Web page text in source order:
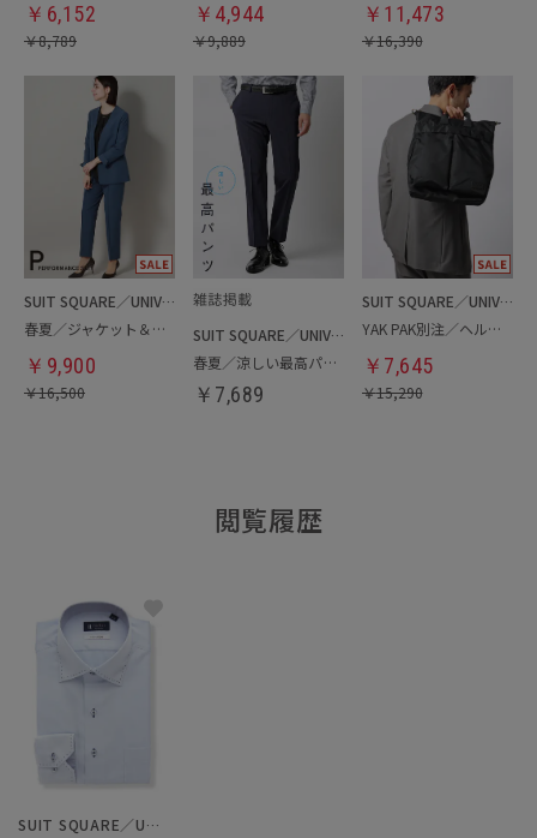
￥ 6,152
￥8,789
￥ 4,944
￥9,889
￥ 11,473
￥16,390
SUIT SQUARE／UNIVERSAL LANGUAGE／WHITE
春夏／ジャケット＆パンツセットアップ／洗濯ネット付き
￥ 9,900
￥16,500
SUIT SQUARE／UNIVERSAL LANGUAGE
春夏／涼しい最高パンツ
￥ 7,689
SUIT SQUARE／UNIVERSAL LANGUAGE
YAK PAK別注／ヘルメットバッグ
￥ 7,645
￥15,290
閲覧履歴
SUIT SQUARE／UNIVERSAL LANGUAGE